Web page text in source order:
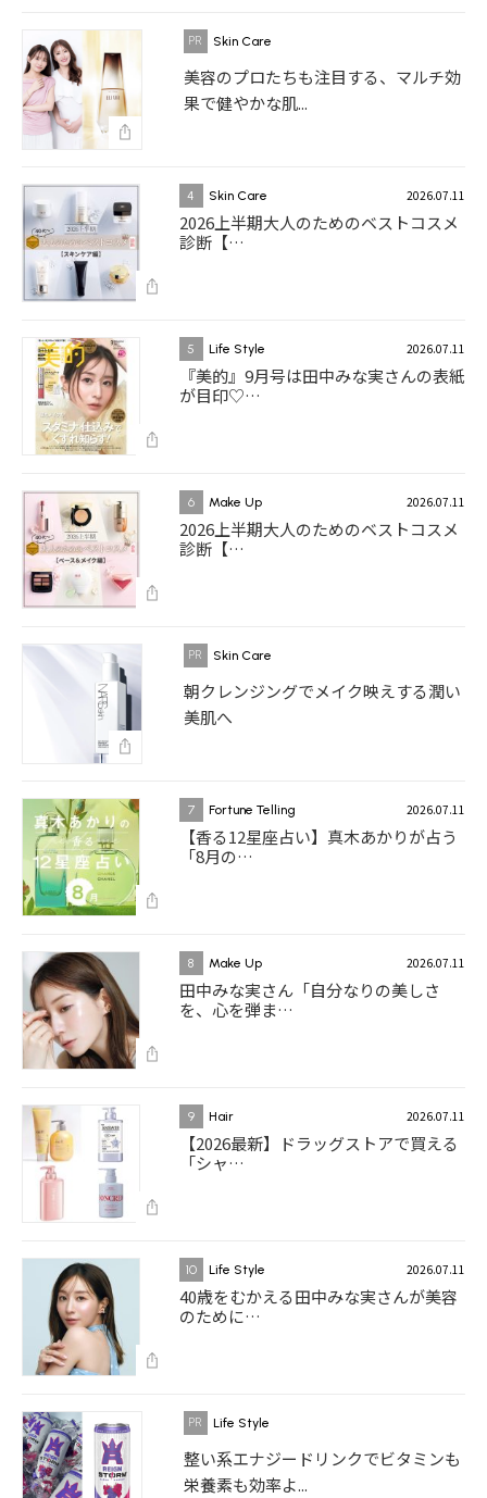
Skin Care
美容のプロたちも注目する、マルチ効
果で健やかな肌...
4 Skin Care 2026.07.11
2026上半期大人のためのベストコスメ
診断【…
5 Life Style 2026.07.11
『美的』9月号は田中みな実さんの表紙
が目印♡…
6 Make Up 2026.07.11
2026上半期大人のためのベストコスメ
診断【…
Skin Care
朝クレンジングでメイク映えする潤い
美肌へ
7 Fortune Telling 2026.07.11
【香る12星座占い】真木あかりが占う
「8月の…
8 Make Up 2026.07.11
田中みな実さん「自分なりの美しさ
を、心を弾ま…
9 Hair 2026.07.11
【2026最新】ドラッグストアで買える
「シャ…
10 Life Style 2026.07.11
40歳をむかえる田中みな実さんが美容
のために…
Life Style
整い系エナジードリンクでビタミンも
栄養素も効率よ...